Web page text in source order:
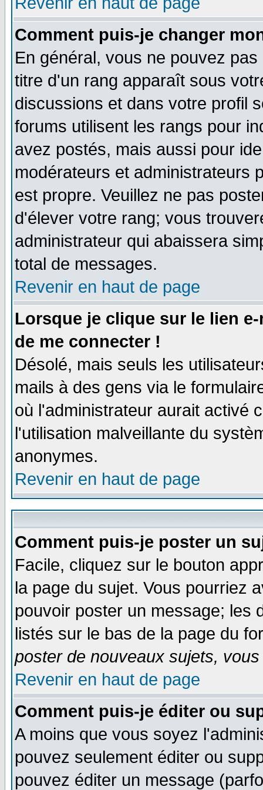
Comment puis-je changer
En général, vous ne pouvez
titre d'un rang apparaît sous
discussions et dans votre profil
forums utilisent les rangs pour
avez postés, mais aussi pour
modérateurs et administrateurs
est propre. Veuillez ne pas
d'élever votre rang; vous
administrateur qui abaissera
total de messages.
Revenir en haut de page
Lorsque je clique sur le lien
de me connecter !
Désolé, mais seuls les
mails à des gens via le
où l'administrateur aurait activé
l'utilisation malveillante du
anonymes.
Revenir en haut de page
Comment puis-je poster un
Facile, cliquez sur le bouton
la page du sujet. Vous pourriez
pouvoir poster un message; les
listés sur le bas de la page du
poster de nouveaux sujets,
Revenir en haut de page
Comment puis-je éditer ou
A moins que vous soyez
pouvez seulement éditer ou
pouvez éditer un message